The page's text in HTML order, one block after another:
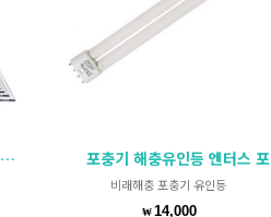
포충기 해충유인등 엔터스 포충기 스카이에프
비래해충 포충기 유인등
₩ 14,000